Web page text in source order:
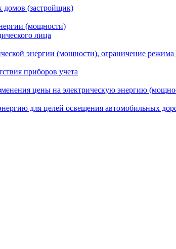
домов (застройщик)
(мощности)
лица
энергии (мощности), ограничение
приборов учета
цены на электрическую энергию
для целей освещения автомобильных